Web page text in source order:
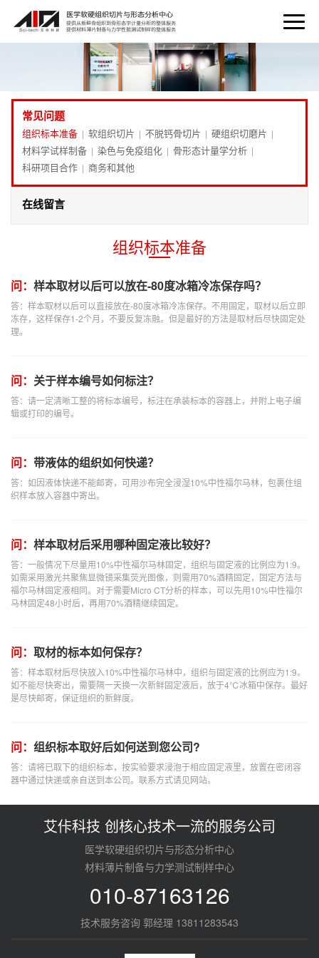
常见问题
组织标本准备 | 软组织切片 | 不脱钙骨切片 | 硬组织切磨片 |
材料学试样制备 | 染色与免疫组化 | 骨形态计量学分析 |
科研项目合作 | 商务和其他
在线留言
组织标本准备
问： 样本取材以后可以放在-80度冰箱冷冻保存吗？
答：样本取材以后可以直接放在-80度冰箱冷冻保存。不用固定，取材以后立即
冻存，这样保存1-2个月，不要反复冻融。但是最好的方法是取材后尽快固定处
理。
问： 关于样本编号如何标注？
答：请一定清晰工整的将标本编号，标注在承装标本的容器上，并附上电子编
辑或打印的编号。
问： 带液体的组织如何快递？
答：如因液体快递不能邮寄，可用沙布完全浸湿10%中性福尔马林，包裹住组
织样本放入容器中寄出。
问： 样本取材后采用哪种固定液比较好？
答：一般情况下尽量用10%中性福尔马林固定，组织与固定液的比例应为1:9。
如需采用激光共聚焦显微镜采集荧光图像，则需用70%酒精固定，固定方法与
福尔马林固定液相同。对于需要Micro CT分析的样本，可以先用10%中性福尔
马林固定48小时后，再用70%酒精继续固定。
问： 取材的标本如何保存？
答：样本取材后尽快放入10%中性福尔马林中，组织与固定液的比例应为1:9。
如不能尽快寄出，需要隔一天换一次新鲜固定液后，放于4℃冰箱中保存。最好
是尽快邮寄，保证组织的新鲜度。
问： 组织标本取好后如何送到您公司?
答：请将已取下的组织标本，按实验要求浸泡于相应固定液里，放置在密闭容
器中通过快递或亲自送到本公司。联系方式请见网站。
艾佧科技 创核心技术一流的服务公司
医学软硬组织切片与形态分析中心
材料薄片制备与力学测试制样中心
010-87163126
技术服务咨询 郭经理 13811283543